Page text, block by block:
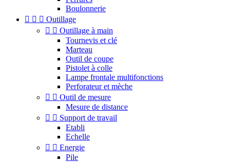
Boulonnerie
   Outillage
  Outillage à main
Tournevis et clé
Marteau
Outil de coupe
Pistolet à colle
Lampe frontale multifonctions
Perforateur et mèche
  Outil de mesure
Mesure de distance
  Support de travail
Etabli
Echelle
  Energie
Pile